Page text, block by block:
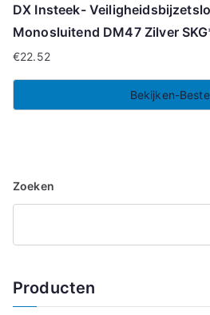
DX Insteek-
Monosluitend DM47 Zilver
€22.52
Bekijken-
Zoeken
Producten